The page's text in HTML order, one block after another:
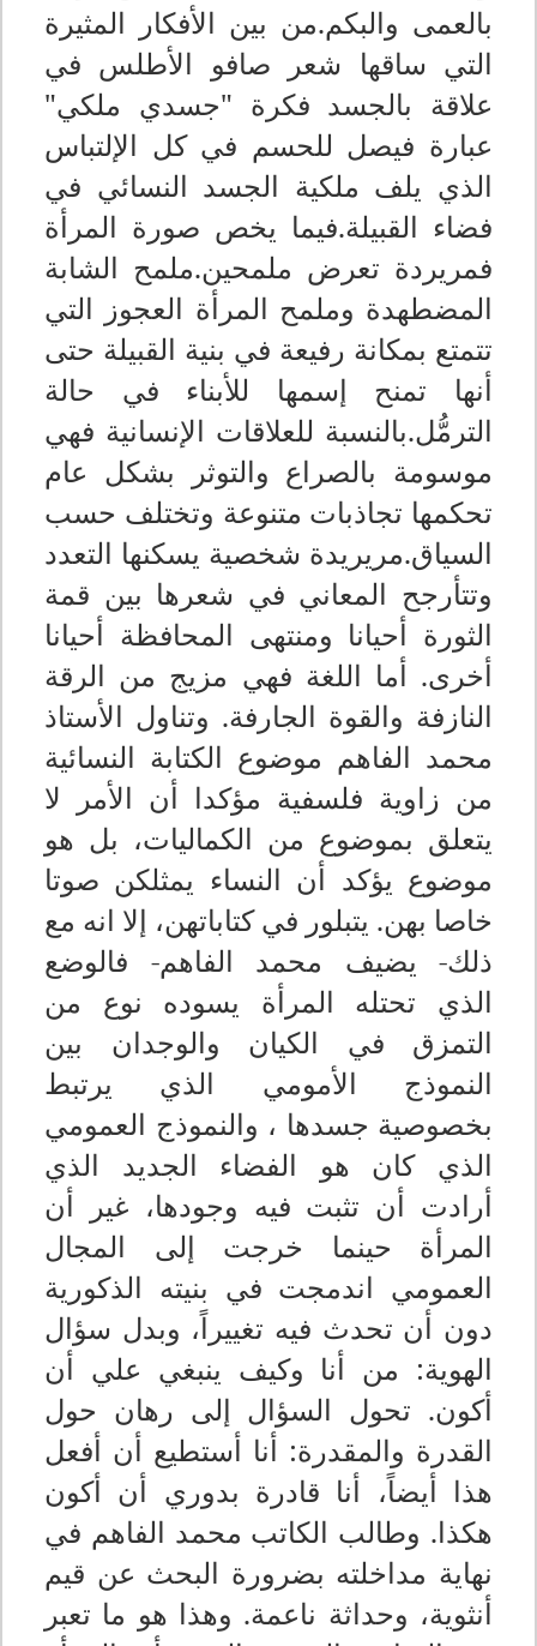
بالعمى والبكم.من بين الأفكار المثيرة
التي ساقها شعر صافو الأطلس في
علاقة بالجسد فكرة "جسدي ملكي"
عبارة فيصل للحسم في كل الإلتباس
الذي يلف ملكية الجسد النسائي في
فضاء القبيلة.فيما يخص صورة المرأة
فمريردة تعرض ملمحين.ملمح الشابة
المضطهدة وملمح المرأة العجوز التي
تتمتع بمكانة رفيعة في بنية القبيلة حتى
أنها تمنح إسمها للأبناء في حالة
الترمُّل.بالنسبة للعلاقات الإنسانية فهي
موسومة بالصراع والتوثر بشكل عام
تحكمها تجاذبات متنوعة وتختلف حسب
السياق.مريريدة شخصية يسكنها التعدد
وتتأرجح المعاني في شعرها بين قمة
الثورة أحيانا ومنتهى المحافظة أحيانا
أخرى. أما اللغة فهي مزيج من الرقة
النازفة والقوة الجارفة. وتناول الأستاذ
محمد الفاهم موضوع الكتابة النسائية
من زاوية فلسفية مؤكدا أن الأمر لا
يتعلق بموضوع من الكماليات، بل هو
موضوع يؤكد أن النساء يمثلكن صوتا
خاصا بهن. يتبلور في كتاباتهن، إلا انه مع
ذلك- يضيف محمد الفاهم- فالوضع
الذي تحتله المرأة يسوده نوع من
التمزق في الكيان والوجدان بين
النموذج الأمومي الذي يرتبط
بخصوصية جسدها ، والنموذج العمومي
الذي كان هو الفضاء الجديد الذي
أرادت أن تثبت فيه وجودها، غير أن
المرأة حينما خرجت إلى المجال
العمومي اندمجت في بنيته الذكورية
دون أن تحدث فيه تغييراً، وبدل سؤال
الهوية: من أنا وكيف ينبغي علي أن
أكون. تحول السؤال إلى رهان حول
القدرة والمقدرة: أنا أستطيع أن أفعل
هذا أيضاً، أنا قادرة بدوري أن أكون
هكذا. وطالب الكاتب محمد الفاهم في
نهاية مداخلته بضرورة البحث عن قيم
أنثوية، وحداثة ناعمة. وهذا هو ما تعبر